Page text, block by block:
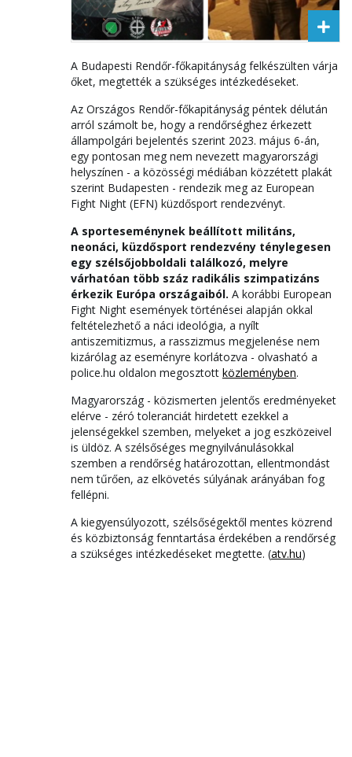
A Budapesti Rendőr-főkapitányság felkészülten várja
őket, megtették a szükséges intézkedéseket.
Az Országos Rendőr-főkapitányság péntek délután
arról számolt be, hogy a rendőrséghez érkezett
állampolgári bejelentés szerint 2023. május 6-án,
egy pontosan meg nem nevezett magyarországi
helyszínen - a közösségi médiában közzétett plakát
szerint Budapesten - rendezik meg az European
Fight Night (EFN) küzdősport rendezvényt.
A sporteseménynek beállított militáns,
neonáci, küzdősport rendezvény ténylegesen
egy szélsőjobboldali találkozó, melyre
várhatóan több száz radikális szimpatizáns
érkezik Európa országaiból. A korábbi European
Fight Night események történései alapján okkal
feltételezhető a náci ideológia, a nyílt
antiszemitizmus, a rasszizmus megjelenése nem
kizárólag az eseményre korlátozva - olvasható a
police.hu oldalon megosztott közleményben.
Magyarország - közismerten jelentős eredményeket
elérve - zéró toleranciát hirdetett ezekkel a
jelenségekkel szemben, melyeket a jog eszközeivel
is üldöz. A szélsőséges megnyilvánulásokkal
szemben a rendőrség határozottan, ellentmondást
nem tűrően, az elkövetés súlyának arányában fog
fellépni.
A kiegyensúlyozott, szélsőségektől mentes közrend
és közbiztonság fenntartása érdekében a rendőrség
a szükséges intézkedéseket megtette. (atv.hu)